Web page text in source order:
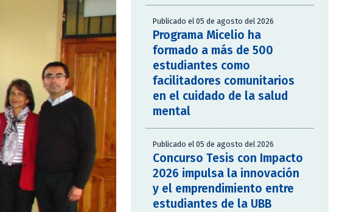
Publicado el 05 de agosto del 2026
Programa Micelio ha
formado a más de 500
estudiantes como
facilitadores comunitarios
en el cuidado de la salud
mental
Publicado el 05 de agosto del 2026
Concurso Tesis con Impacto
2026 impulsa la innovación
y el emprendimiento entre
estudiantes de la UBB